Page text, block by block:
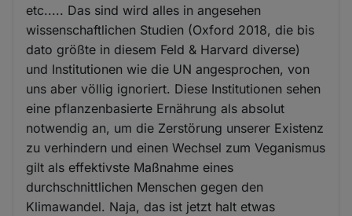
etc..... Das sind wird alles in angesehen
wissenschaftlichen Studien (Oxford 2018, die bis
dato größte in diesem Feld & Harvard diverse)
und Institutionen wie die UN angesprochen, von
uns aber völlig ignoriert. Diese Institutionen sehen
eine pflanzenbasierte Ernährung als absolut
notwendig an, um die Zerstörung unserer Existenz
zu verhindern und einen Wechsel zum Veganismus
gilt als effektivste Maßnahme eines
durchschnittlichen Menschen gegen den
Klimawandel. Naja, das ist jetzt halt etwas